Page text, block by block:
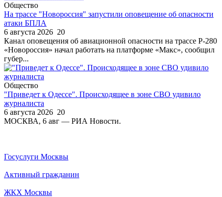
Общество
На трассе "Новороссия" запустили оповещение об опасности
атаки БПЛА
6 августа 2026 20
Канал оповещения об авиационной опасности на трассе Р-280
«Новороссия» начал работать на платформе «Макс», сообщил
губер...
Общество
"Приведет к Одессе". Происходящее в зоне СВО удивило
журналиста
6 августа 2026 20
МОСКВА, 6 авг — РИА Новости.
Госуслуги Москвы
Активный гражданин
ЖКХ Москвы